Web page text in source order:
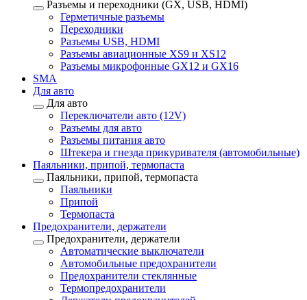
Разъемы и переходники (GX, USB, HDMI)
Герметичные разъемы
Переходники
Разъемы USB, HDMI
Разъемы авиационные XS9 и XS12
Разъемы микрофонные GX12 и GX16
SMA
Для авто
Для авто
Переключатели авто (12V)
Разъемы для авто
Разъемы питания авто
Штекера и гнезда прикуривателя (автомобильные)
Паяльники, припой, термопаста
Паяльники, припой, термопаста
Паяльники
Припой
Термопаста
Предохранители, держатели
Предохранители, держатели
Автоматические выключатели
Автомобильные предохранители
Предохранители стеклянные
Термопредохранители